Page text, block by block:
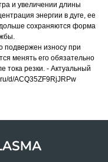
и увеличении длины
энергии в дуге, ее
сохраняются форма
подвержен износу при
менять его обязательно
тока резки. - Актуальный
d/ACQ35ZF9RjJRPw